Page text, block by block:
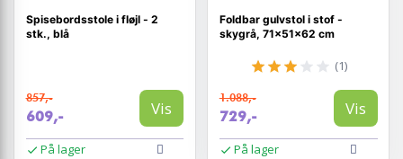
Spisebordsstole i fløjl - 2
stk., blå
857,-
609,- Vis
På lager
Foldbar gulvstol i stof -
skygrå, 71×51×62 cm
(1)
1.088,-
729,- Vis
På lager